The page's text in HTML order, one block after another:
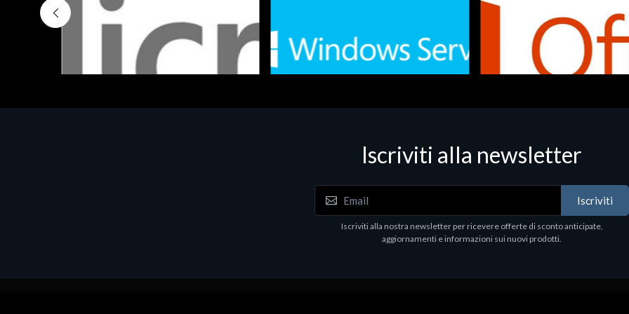
Software - Office Productivity Software - Office Productivity
Iscriviti alla newsletter
Iscriviti
Iscriviti alla nostra newsletter per ricevere offerte di sconto anticipate,
aggiornamenti e informazioni sui nuovi prodotti.